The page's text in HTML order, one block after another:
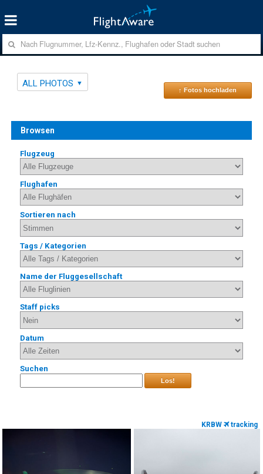
ALL PHOTOS
↑ Fotos hochladen
Browsen
Flugzeug
Flughafen
Sortieren nach
Tags / Kategorien
Name der Fluggesellschaft
Staff picks
Datum
Suchen
Los!
KRBW tracking